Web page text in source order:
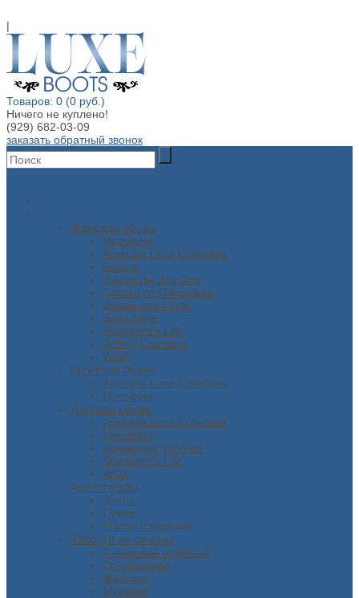
|
Товаров: 0 (0 руб.)
Ничего не куплено!
(929) 682-03-09
заказать обратный звонок
Женская обувь
Moovboot
Australia Luxe Collective
Bourne
Луноходы Jog Dog
Сапоги со Сваровски
Домашняя обувь
Boho-Style
Shepherd's Life
Jeffrey Campbell
WOZ
Мужская обувь
Australia Luxe Collective
Moovboot
Детская обувь
Australia Luxe Collective
Moovboot
Домашние тапочки
Shepherd's Life
WOZ
Аксессуары
Зонты
Сумки
Шапки и варежки
Тапочки из овчины
С меховой отделкой
Со стразами
Женские
Мужские